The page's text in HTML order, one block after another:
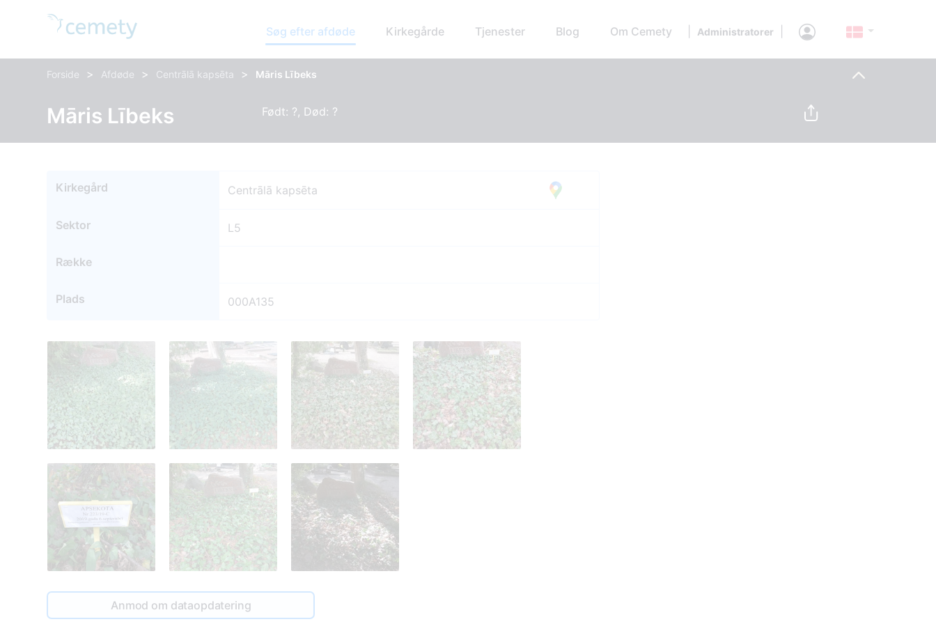
Søg efter afdøde Kirkegårde Tjenester Blog Om Cemety Administratorer
Forside > Afdøde > Centrālā kapsēta > Māris Lībeks
Māris Lībeks Født: ?, Død: ?
Kirkegård Centrālā kapsēta
Sektor L5
Række
Plads 000A135
Anmod om dataopdatering